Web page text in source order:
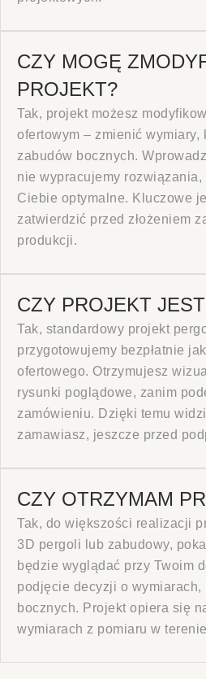
CZY MOGĘ
PROJEKT?
Tak, projekt możesz
ofertowym – zmienić wymiary,
zabudów bocznych.
nie wypracujemy rozwiązania,
Ciebie optymalne. Kluczowe
zatwierdzić przed złożeniem
produkcji.
CZY PROJEKT
Tak, standardowy projekt
przygotowujemy bezpłatnie
ofertowego. Otrzymujesz
rysunki poglądowe, zanim
zamówieniu. Dzięki temu
zamawiasz, jeszcze przed
CZY OTRZYMAM
Tak, do większości realizacji
3D pergoli lub zabudowy,
będzie wyglądać przy Twoim
podjęcie decyzji o
bocznych. Projekt opiera się
wymiarach z pomiaru w